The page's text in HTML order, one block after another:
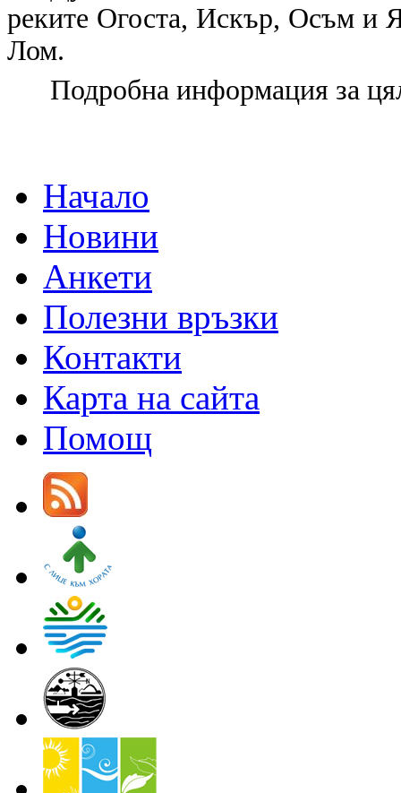
реките Огоста, Искър, Осъм и
Лом.
Подробна информация за
Начало
Новини
Анкети
Полезни връзки
Контакти
Карта на сайта
Помощ